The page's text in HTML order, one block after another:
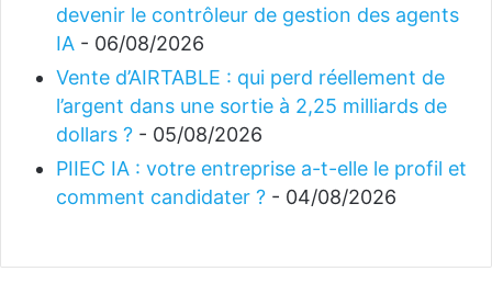
devenir le contrôleur de gestion des agents
IA - 06/08/2026
Vente d’AIRTABLE : qui perd réellement de
l’argent dans une sortie à 2,25 milliards de
dollars ? - 05/08/2026
PIIEC IA : votre entreprise a-t-elle le profil et
comment candidater ? - 04/08/2026